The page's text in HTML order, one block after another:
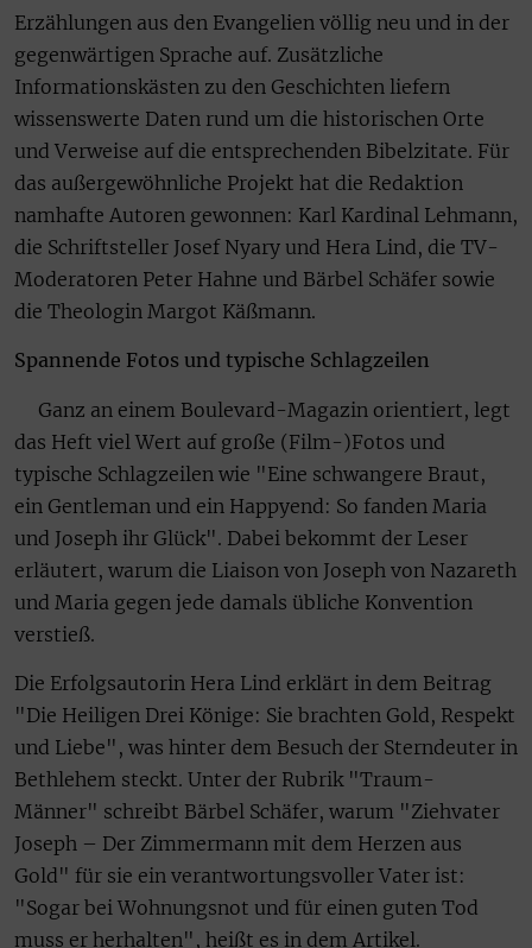
Erzählungen aus den Evangelien völlig neu und in der
gegenwärtigen Sprache auf. Zusätzliche
Informationskästen zu den Geschichten liefern
wissenswerte Daten rund um die historischen Orte
und Verweise auf die entsprechenden Bibelzitate. Für
das außergewöhnliche Projekt hat die Redaktion
namhafte Autoren gewonnen: Karl Kardinal Lehmann,
die Schriftsteller Josef Nyary und Hera Lind, die TV-
Moderatoren Peter Hahne und Bärbel Schäfer sowie
die Theologin Margot Käßmann.
Spannende Fotos und typische Schlagzeilen
Ganz an einem Boulevard-Magazin orientiert, legt
das Heft viel Wert auf große (Film-)Fotos und
typische Schlagzeilen wie "Eine schwangere Braut,
ein Gentleman und ein Happyend: So fanden Maria
und Joseph ihr Glück". Dabei bekommt der Leser
erläutert, warum die Liaison von Joseph von Nazareth
und Maria gegen jede damals übliche Konvention
verstieß.
Die Erfolgsautorin Hera Lind erklärt in dem Beitrag
"Die Heiligen Drei Könige: Sie brachten Gold, Respekt
und Liebe", was hinter dem Besuch der Sterndeuter in
Bethlehem steckt. Unter der Rubrik "Traum-
Männer" schreibt Bärbel Schäfer, warum "Ziehvater
Joseph – Der Zimmermann mit dem Herzen aus
Gold" für sie ein verantwortungsvoller Vater ist:
"Sogar bei Wohnungsnot und für einen guten Tod
muss er herhalten", heißt es in dem Artikel.